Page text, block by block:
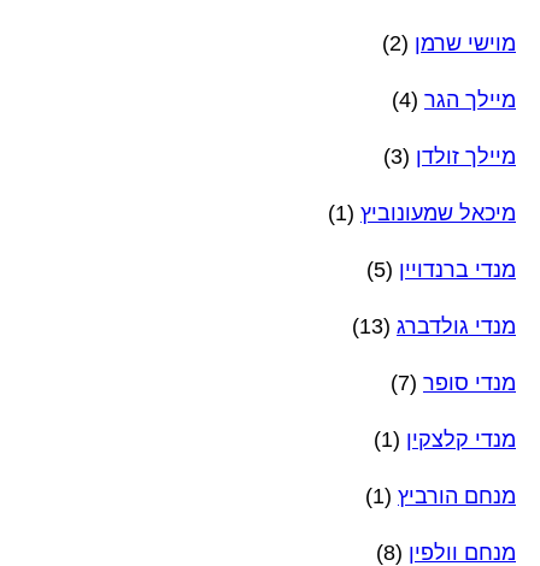
מוישי שרמן (2)
מיילך הגר (4)
מיילך זולדן (3)
מיכאל שמעונוביץ (1)
מנדי ברנדויין (5)
מנדי גולדברג (13)
מנדי סופר (7)
מנדי קלצקין (1)
מנחם הורביץ (1)
מנחם וולפין (8)